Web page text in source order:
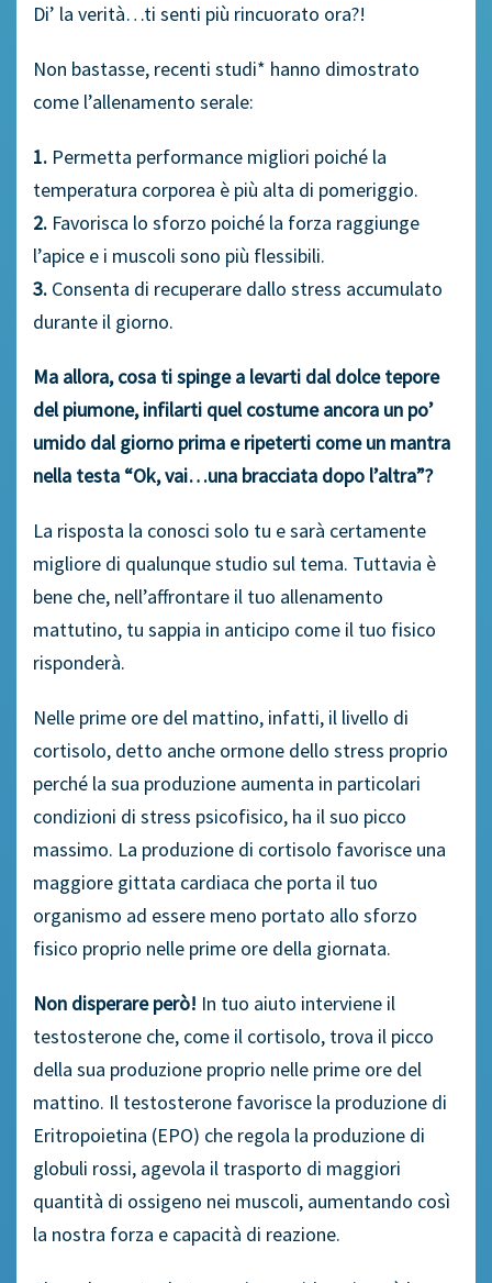
Di’ la verità…ti senti più rincuorato ora?!
Non bastasse, recenti studi* hanno dimostrato
come l’allenamento serale:
1. Permetta performance migliori poiché la
temperatura corporea è più alta di pomeriggio.
2. Favorisca lo sforzo poiché la forza raggiunge
l’apice e i muscoli sono più flessibili.
3. Consenta di recuperare dallo stress accumulato
durante il giorno.
Ma allora, cosa ti spinge a levarti dal dolce tepore
del piumone, infilarti quel costume ancora un po’
umido dal giorno prima e ripeterti come un mantra
nella testa “Ok, vai…una bracciata dopo l’altra”?
La risposta la conosci solo tu e sarà certamente
migliore di qualunque studio sul tema. Tuttavia è
bene che, nell’affrontare il tuo allenamento
mattutino, tu sappia in anticipo come il tuo fisico
risponderà.
Nelle prime ore del mattino, infatti, il livello di
cortisolo, detto anche ormone dello stress proprio
perché la sua produzione aumenta in particolari
condizioni di stress psicofisico, ha il suo picco
massimo. La produzione di cortisolo favorisce una
maggiore gittata cardiaca che porta il tuo
organismo ad essere meno portato allo sforzo
fisico proprio nelle prime ore della giornata.
Non disperare però! In tuo aiuto interviene il
testosterone che, come il cortisolo, trova il picco
della sua produzione proprio nelle prime ore del
mattino. Il testosterone favorisce la produzione di
Eritropoietina (EPO) che regola la produzione di
globuli rossi, agevola il trasporto di maggiori
quantità di ossigeno nei muscoli, aumentando così
la nostra forza e capacità di reazione.